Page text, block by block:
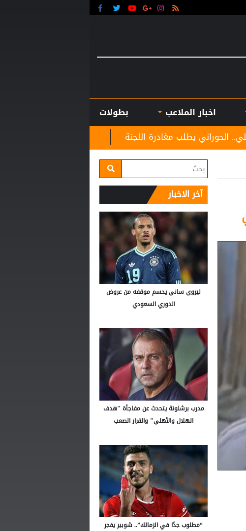
اخبار الملاعب
بطولات
المنتخب الوطني ت 20 يتغلب على نظيره الكويتي وديا
اللجنة
آخر الاخبار
ليروي ساني يحسم موقفه من عروض
الدوري السعودي
مدرب برشلونة يتحدث عن مفاجأة "هدف
الهلال والأهلي" والقرار الصعب
“مطلوب جدًا في الزمالك”.. شوبير يفجر